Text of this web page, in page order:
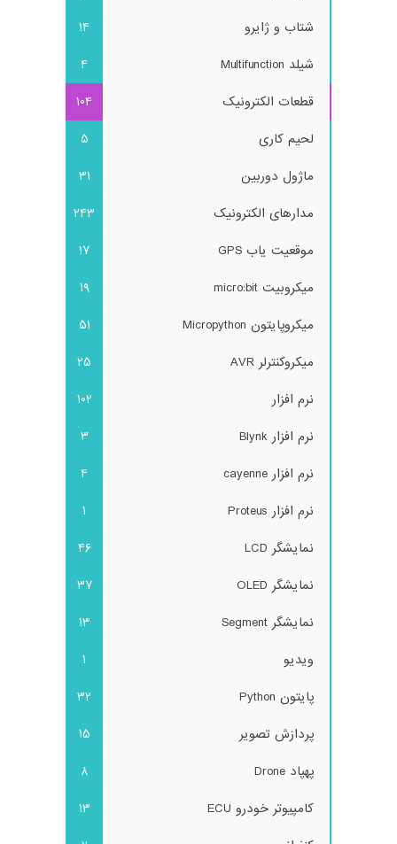
شتاب و ژایرو
14
شیلد Multifunction
4
قطعات الکترونیک
104
لحیم کاری
5
ماژول دوربین
31
مدارهای الکترونیک
243
موقعیت یاب GPS
17
میکروبیت micro:bit
19
میکروپایتون Micropython
51
میکروکنترلر AVR
25
نرم افزار
102
نرم افزار Blynk
3
نرم افزار cayenne
4
نرم افزار Proteus
1
نمایشگر LCD
46
نمایشگر OLED
37
نمایشگر Segment
13
ویدیو
1
پایتون Python
32
پردازش تصویر
15
پهپاد Drone
8
کامپیوتر خودرو ECU
13